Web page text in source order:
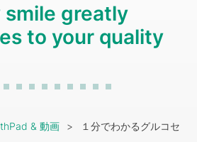
smile greatly
to your quality
& 動画
１分でわかるグルコセ